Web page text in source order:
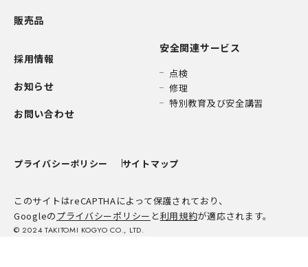
販売品
安全関連サービス
点検
修理
特別教育及び安全講習
採用情報
お知らせ
お問い合わせ
プライバシーポリシー サイトマップ
このサイトはreCAPTHAによって保護されており、
Googleのプライバシーポリシー と利用規約が適応されます。
© 2024 TAKITOMI KOGYO CO., LTD.